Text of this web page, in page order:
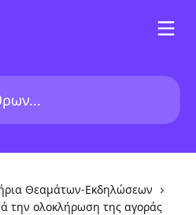
Θεαμάτων-Εκδηλώσεων
την ολοκλήρωση της αγοράς